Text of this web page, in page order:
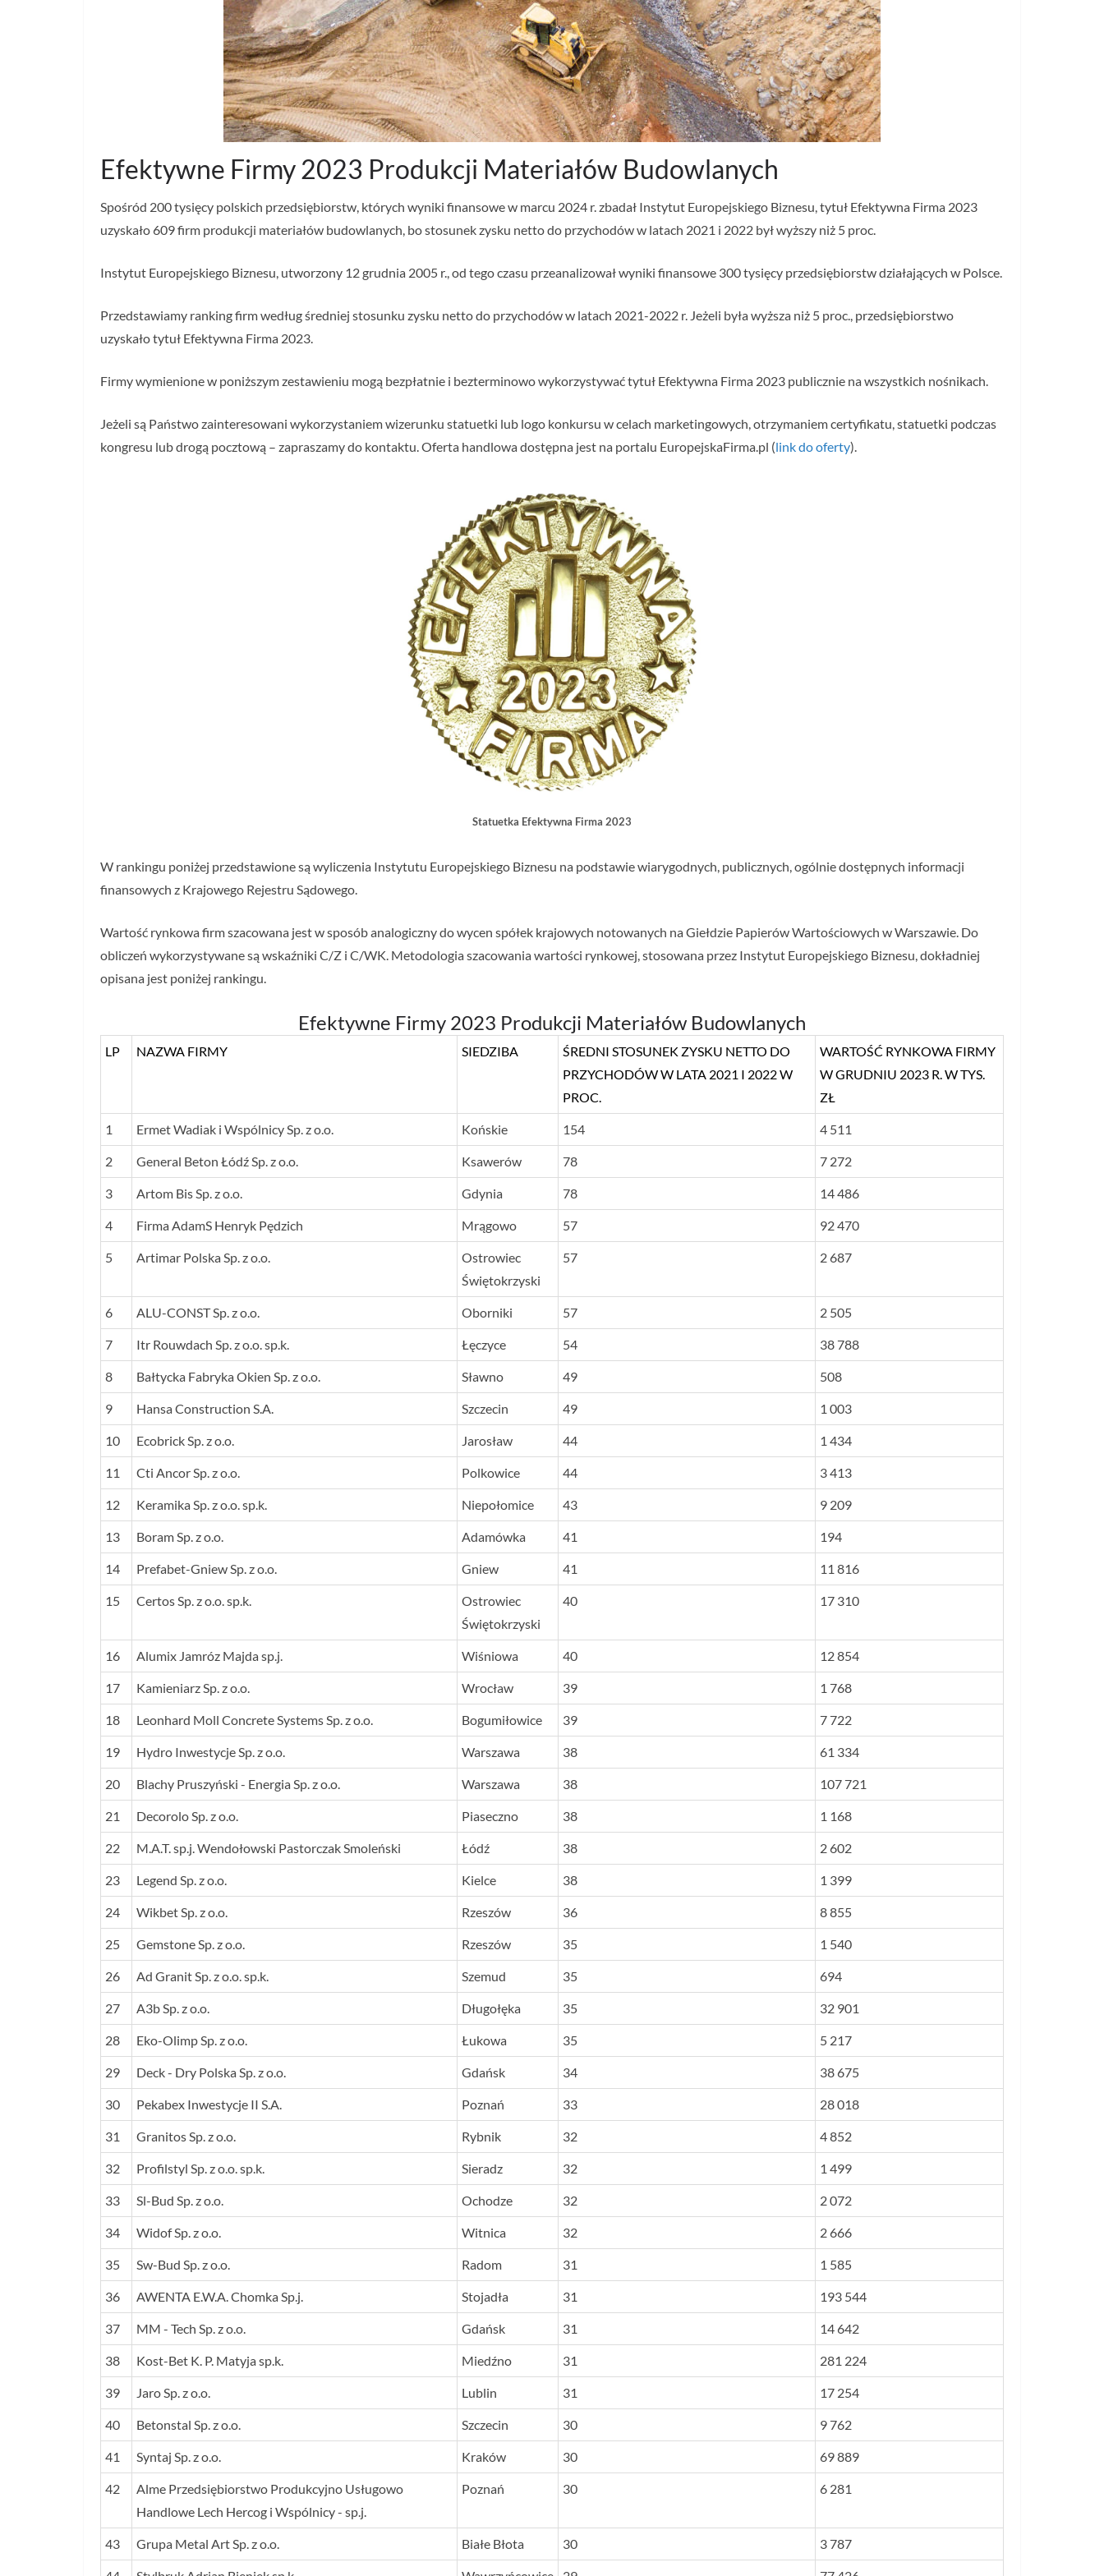
Efektywne Firmy 2023 Produkcji Materiałów Budowlanych
Spośród 200 tysięcy polskich przedsiębiorstw, których wyniki finansowe w marcu 2024 r. zbadał Instytut Europejskiego Biznesu, tytuł Efektywna Firma 2023
uzyskało 609 firm produkcji materiałów budowlanych, bo stosunek zysku netto do przychodów w latach 2021 i 2022 był wyższy niż 5 proc.
Instytut Europejskiego Biznesu, utworzony 12 grudnia 2005 r., od tego czasu przeanalizował wyniki finansowe 300 tysięcy przedsiębiorstw działających w Polsce.
Przedstawiamy ranking firm według średniej stosunku zysku netto do przychodów w latach 2021-2022 r. Jeżeli była wyższa niż 5 proc., przedsiębiorstwo
uzyskało tytuł Efektywna Firma 2023.
Firmy wymienione w poniższym zestawieniu mogą bezpłatnie i bezterminowo wykorzystywać tytuł Efektywna Firma 2023 publicznie na wszystkich nośnikach.
Jeżeli są Państwo zainteresowani wykorzystaniem wizerunku statuetki lub logo konkursu w celach marketingowych, otrzymaniem certyfikatu, statuetki podczas
kongresu lub drogą pocztową – zapraszamy do kontaktu. Oferta handlowa dostępna jest na portalu EuropejskaFirma.pl (link do oferty).
Statuetka Efektywna Firma 2023
W rankingu poniżej przedstawione są wyliczenia Instytutu Europejskiego Biznesu na podstawie wiarygodnych, publicznych, ogólnie dostępnych informacji
finansowych z Krajowego Rejestru Sądowego.
Wartość rynkowa firm szacowana jest w sposób analogiczny do wycen spółek krajowych notowanych na Giełdzie Papierów Wartościowych w Warszawie. Do
obliczeń wykorzystywane są wskaźniki C/Z i C/WK. Metodologia szacowania wartości rynkowej, stosowana przez Instytut Europejskiego Biznesu, dokładniej
opisana jest poniżej rankingu.
Efektywne Firmy 2023 Produkcji Materiałów Budowlanych
LP NAZWA FIRMY SIEDZIBA
ŚREDNI STOSUNEK ZYSKU NETTO DO
PRZYCHODÓW W LATA 2021 I 2022 W
PROC.
WARTOŚĆ RYNKOWA FIRMY
W GRUDNIU 2023 R. W TYS.
ZŁ
1 Ermet Wadiak i Wspólnicy Sp. z o.o. Końskie 154 4 511
2 General Beton Łódź Sp. z o.o. Ksawerów 78 7 272
3 Artom Bis Sp. z o.o. Gdynia 78 14 486
4 Firma AdamS Henryk Pędzich Mrągowo 57 92 470
5 Artimar Polska Sp. z o.o.
Ostrowiec
Świętokrzyski
57 2 687
6 ALU-CONST Sp. z o.o. Oborniki 57 2 505
7 Itr Rouwdach Sp. z o.o. sp.k. Łęczyce 54 38 788
8 Bałtycka Fabryka Okien Sp. z o.o. Sławno 49 508
9 Hansa Construction S.A. Szczecin 49 1 003
10 Ecobrick Sp. z o.o. Jarosław 44 1 434
11 Cti Ancor Sp. z o.o. Polkowice 44 3 413
12 Keramika Sp. z o.o. sp.k. Niepołomice 43 9 209
13 Boram Sp. z o.o. Adamówka 41 194
14 Prefabet-Gniew Sp. z o.o. Gniew 41 11 816
15 Certos Sp. z o.o. sp.k.
Ostrowiec
Świętokrzyski
40 17 310
16 Alumix Jamróz Majda sp.j. Wiśniowa 40 12 854
17 Kamieniarz Sp. z o.o. Wrocław 39 1 768
18 Leonhard Moll Concrete Systems Sp. z o.o. Bogumiłowice 39 7 722
19 Hydro Inwestycje Sp. z o.o. Warszawa 38 61 334
20 Blachy Pruszyński - Energia Sp. z o.o. Warszawa 38 107 721
21 Decorolo Sp. z o.o. Piaseczno 38 1 168
22 M.A.T. sp.j. Wendołowski Pastorczak Smoleński Łódź 38 2 602
23 Legend Sp. z o.o. Kielce 38 1 399
24 Wikbet Sp. z o.o. Rzeszów 36 8 855
25 Gemstone Sp. z o.o. Rzeszów 35 1 540
26 Ad Granit Sp. z o.o. sp.k. Szemud 35 694
27 A3b Sp. z o.o. Długołęka 35 32 901
28 Eko-Olimp Sp. z o.o. Łukowa 35 5 217
29 Deck - Dry Polska Sp. z o.o. Gdańsk 34 38 675
30 Pekabex Inwestycje II S.A. Poznań 33 28 018
31 Granitos Sp. z o.o. Rybnik 32 4 852
32 Profilstyl Sp. z o.o. sp.k. Sieradz 32 1 499
33 Sl-Bud Sp. z o.o. Ochodze 32 2 072
34 Widof Sp. z o.o. Witnica 32 2 666
35 Sw-Bud Sp. z o.o. Radom 31 1 585
36 AWENTA E.W.A. Chomka Sp.j. Stojadła 31 193 544
37 MM - Tech Sp. z o.o. Gdańsk 31 14 642
38 Kost-Bet K. P. Matyja sp.k. Miedźno 31 281 224
39 Jaro Sp. z o.o. Lublin 31 17 254
40 Betonstal Sp. z o.o. Szczecin 30 9 762
41 Syntaj Sp. z o.o. Kraków 30 69 889
42
Alme Przedsiębiorstwo Produkcyjno Usługowo
Handlowe Lech Hercog i Wspólnicy - sp.j.
Poznań 30 6 281
43 Grupa Metal Art Sp. z o.o. Białe Błota 30 3 787